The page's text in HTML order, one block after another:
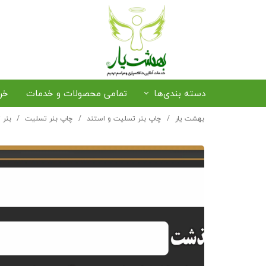
دسته بندی‌ها
رزرو صندلی و سایبان
خرید حلوا و خرما
ترخیص متوفی از فرودگاه
تمامی محصولات و خدمات
بهشت یار چاپ بنر تسلیت و استند چاپ بنر تسلیت